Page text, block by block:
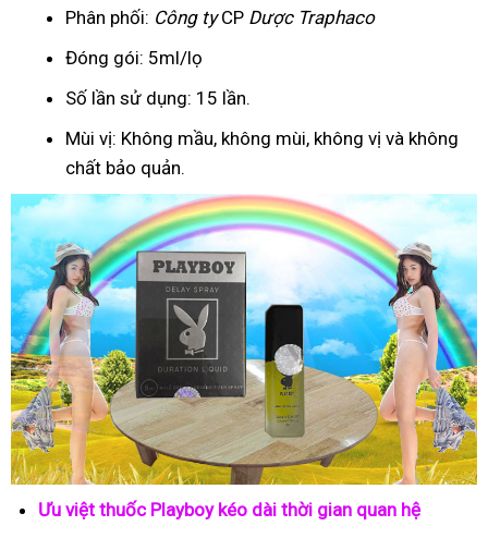
Phân phối: Công tyCP Dược Traphaco
Đóng gói: 5ml/lọ
Số lần sử dụng: 15 lần.
Mùi vị: Không mầu, không mùi, không vị và không
chất bảo quản.
Ưu việt thuốc Playboy kéo dài thời gian quan hệ